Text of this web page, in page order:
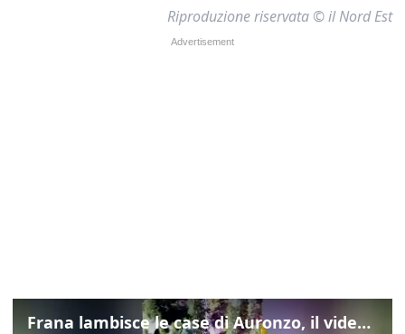
Riproduzione riservata © il Nord Est
Frana lambisce le case di Auronzo, il video dall'elicottero dei vigili del fuoco